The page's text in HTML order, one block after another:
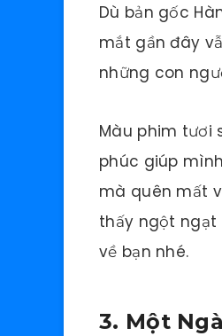
Dù bản gốc
mắt gần đây
những con
Màu phim tươi
phúc giúp
mà quên mất
thấy ngột ngạt
về bạn nhé.
3. Một